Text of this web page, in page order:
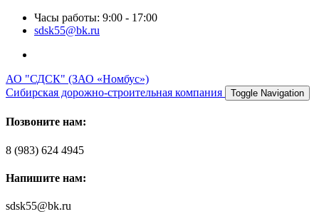
Часы работы: 9:00 - 17:00
sdsk55@bk.ru
АО "СДСК" (ЗАО «Номбус»)
Сибирская дорожно-строительная компания
Toggle Navigation
Позвоните нам:
8 (983) 624 4945
Напишите нам:
sdsk55@bk.ru